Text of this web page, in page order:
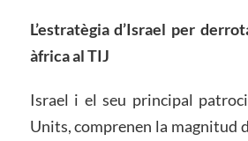
L’estratègia d’Israel per
àfrica al TIJ
Israel i el seu principal
Units, comprenen la magnitud